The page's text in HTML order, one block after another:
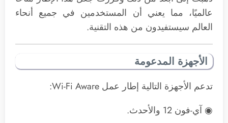
عالميًا، مما يعني أن المستخدمين في جميع أنحاء
العالم سيستفيدون من هذه التقنية.
الأجهزة المدعومة
تدعم الأجهزة التالية إطار عمل Wi-Fi Aware:
◉ آي-فون 12 والأحدث.